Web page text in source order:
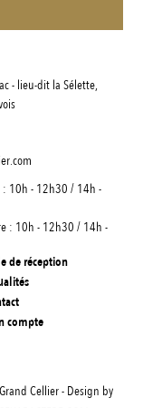
- lieu-dit la Sélette,
: 10h - 12h30 / 14h -
: 10h - 12h30 / 14h -
de réception
compte
Cellier - Design by